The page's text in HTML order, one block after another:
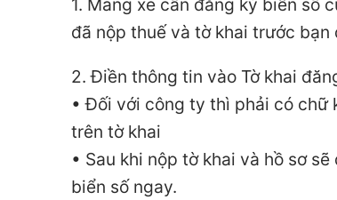
1. Mang xe cần đăng ký biển số
đã nộp thuế và tờ khai trước bạn
2. Điền thông tin vào Tờ khai
• Đối với công ty thì phải có chữ
trên tờ khai
• Sau khi nộp tờ khai và hồ sơ
biển số ngay.